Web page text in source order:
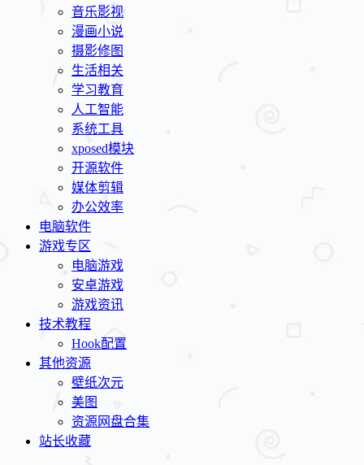
音乐影视
漫画小说
摄影修图
生活相关
学习教育
人工智能
系统工具
xposed模块
开源软件
媒体剪辑
办公效率
电脑软件
游戏专区
电脑游戏
安卓游戏
游戏资讯
技术教程
Hook配置
其他资源
壁纸次元
美图
资源网盘合集
站长收藏